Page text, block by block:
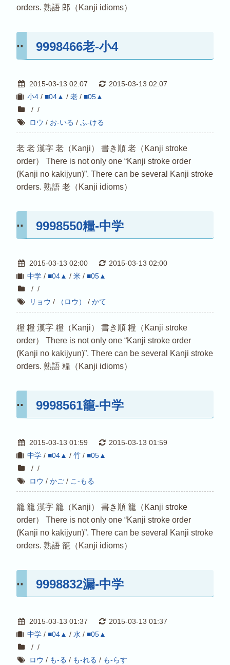
orders. 熟語 郎（Kanji idioms）
9998466老-小4
2015-03-13 02:07
2015-03-13 02:07
小4/ ■04▲ / 老/ ■05▲
/ /
ロウ / お-いる /ふ-ける
老 老 漢字 老（Kanji） 書き順 老（Kanji stroke
order） There is not only one “Kanji stroke order
(Kanji no kakijyun)”. There can be several Kanji stroke
orders. 熟語 老（Kanji idioms）
9998550糧-中学
2015-03-13 02:00
2015-03-13 02:00
中学/ ■04▲ / 米/ ■05▲
/ /
リョウ / （ロウ） /かて
糧 糧 漢字 糧（Kanji） 書き順 糧（Kanji stroke
order） There is not only one “Kanji stroke order
(Kanji no kakijyun)”. There can be several Kanji stroke
orders. 熟語 糧（Kanji idioms）
9998561籠-中学
2015-03-13 01:59
2015-03-13 01:59
中学/ ■04▲ / 竹/ ■05▲
/ /
ロウ /かご / こ-もる
籠 籠 漢字 籠（Kanji） 書き順 籠（Kanji stroke
order） There is not only one “Kanji stroke order
(Kanji no kakijyun)”. There can be several Kanji stroke
orders. 熟語 籠（Kanji idioms）
9998832漏-中学
2015-03-13 01:37
2015-03-13 01:37
中学/ ■04▲ / 水/ ■05▲
/ /
ロウ / も-る / も-れる / も-らす